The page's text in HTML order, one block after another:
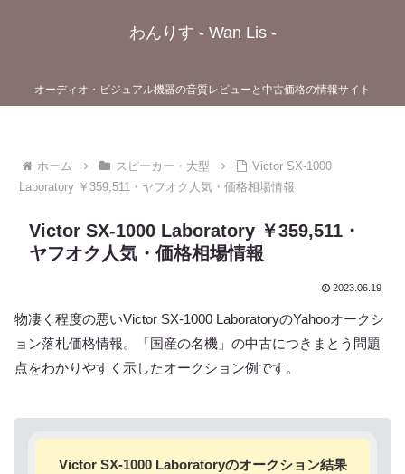
わんりす - Wan Lis -
オーディオ・ビジュアル機器の音質レビューと中古価格の情報サイト
ホーム スピーカー・大型
Victor SX-1000
Laboratory ￥359,511・ヤフオク人気・価格相場情報
Victor SX-1000 Laboratory ￥359,511・
ヤフオク人気・価格相場情報
2023.06.19
物凄く程度の悪いVictor SX-1000 LaboratoryのYahooオークシ
ョン落札価格情報。「国産の名機」の中古につきまとう問題
点をわかりやすく示したオークション例です。
Victor SX-1000 Laboratoryのオークション結果